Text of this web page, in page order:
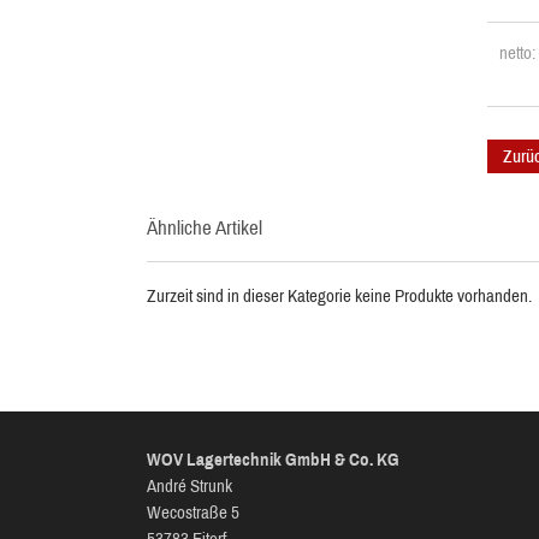
Ähnliche Artikel
Zurzeit sind in dieser Kategorie keine Produkte vorhanden.
WOV Lagertechnik GmbH & Co. KG
André Strunk
Wecostraße 5